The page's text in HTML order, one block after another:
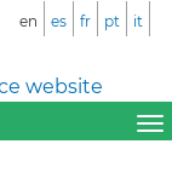
website
en es fr pt it